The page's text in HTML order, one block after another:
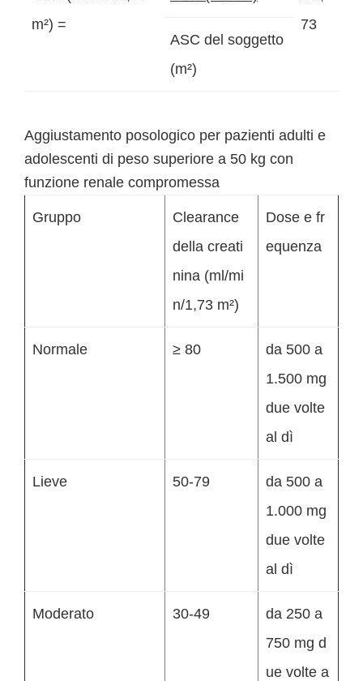
m²) =
73
ASC del soggetto
(m²)
Aggiustamento posologico per pazienti adulti e
adolescenti di peso superiore a 50 kg con
funzione renale compromessa
Gruppo
Clearance
della creati
nina (ml/mi
n/1,73 m²)
Dose e fr
equenza
Normale ≥ 80
da 500 a
1.500 mg
due volte
al dì
Lieve 50-79
da 500 a
1.000 mg
due volte
al dì
Moderato 30-49
da 250 a
750 mg d
ue volte a